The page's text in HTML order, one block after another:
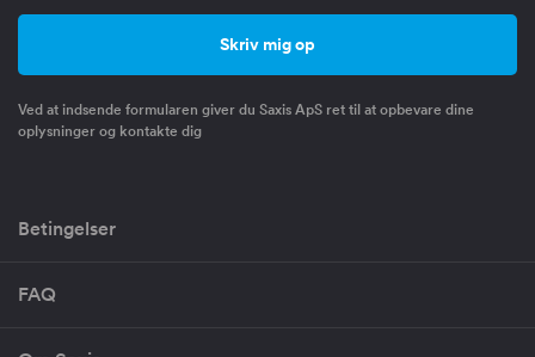
Ved at indsende formularen giver du Saxis ApS ret til at opbevare dine
oplysninger og kontakte dig
Betingelser
FAQ